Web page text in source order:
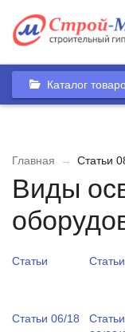
Каталог
Главная → Статьи
Виды
Статьи
Статьи 06/18
Статьи